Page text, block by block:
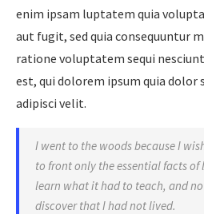
enim ipsam luptatem quia
aut fugit, sed quia consequuntur
ratione voluptatem sequi
est, qui dolorem ipsum quia
adipisci velit.
I went to the woods because I
to front only the essential facts of
learn what it had to teach, and
discover that I had not lived.